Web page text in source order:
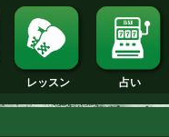
年
年